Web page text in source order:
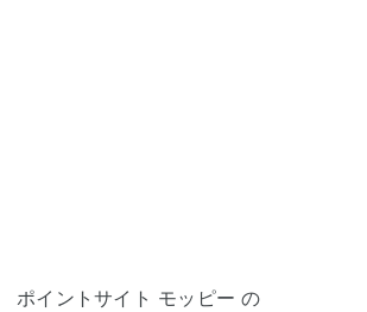
ポイントサイト モッピー の